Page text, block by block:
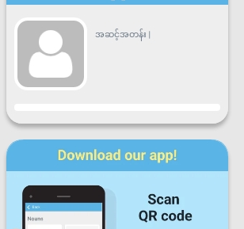
အဆင့်အတန်း |
တိုးတက်မှု
တနင်္လာ ဗုဒ္ဓဟူး ကြာသာ